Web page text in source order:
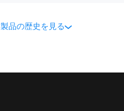
製品の歴史を見る